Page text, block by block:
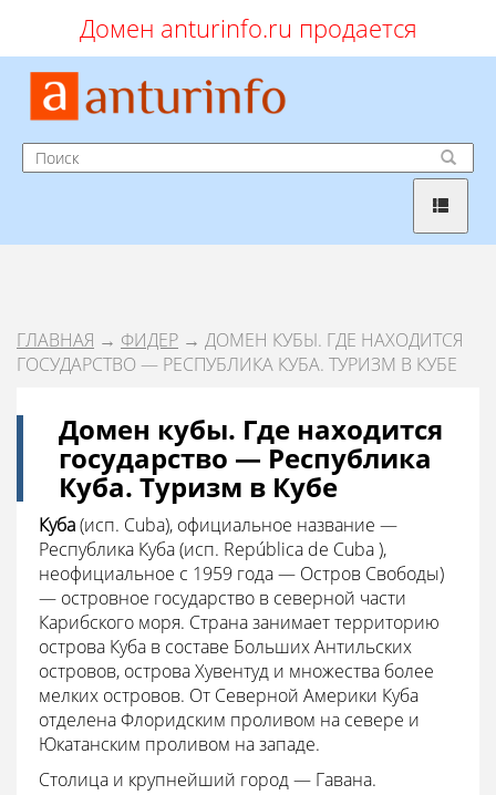
Домен anturinfo.ru продается
ГЛАВНАЯ → ФИДЕР → ДОМЕН КУБЫ. ГДЕ НАХОДИТСЯ
ГОСУДАРСТВО — РЕСПУБЛИКА КУБА. ТУРИЗМ В КУБЕ
Домен кубы. Где находится
государство — Республика
Куба. Туризм в Кубе
Куба(исп. Cuba), официальное название —
Республика Куба (исп. República de Cuba ),
неофициальное с 1959 года — Остров Свободы)
— островное государство в северной части
Карибского моря. Страна занимает территорию
острова Куба в составе Больших Антильских
островов, острова Хувентуд и множества более
мелких островов. От Северной Америки Куба
отделена Флоридским проливом на севере и
Юкатанским проливом на западе.
Столица и крупнейший город — Гавана.